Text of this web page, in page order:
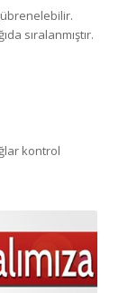
sıralanmıştır.
kontrol